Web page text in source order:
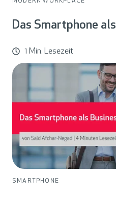
Das Smartphone
1 Min. Lesezeit
SMARTPHONE